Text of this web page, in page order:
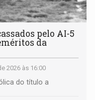
pelo AI-5
da
2026 às 16:00
do título a